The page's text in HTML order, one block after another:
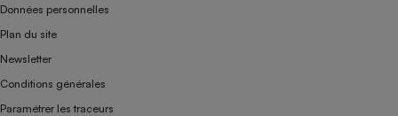
Données personnelles
Plan du site
Newsletter
Conditions générales
Paramétrer les traceurs